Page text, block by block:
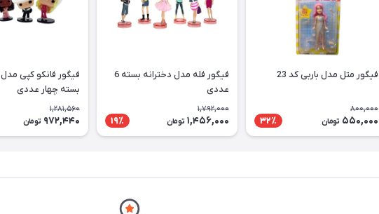
فیگور متل مدل باربی کد 23
800,000
550,000 تومان 32٪
فیگور فله مدل دخترانه بسته 6
عددی
1,792,000
1,456,000 تومان 19٪
بسته چهار عددی
1,281,560
972,440 تومان